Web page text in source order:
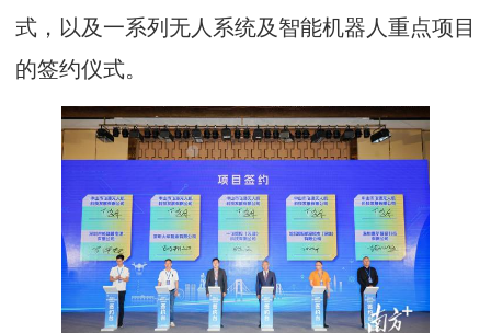
式，以及一系列无人系统及智能机器人重点项目
的签约仪式。